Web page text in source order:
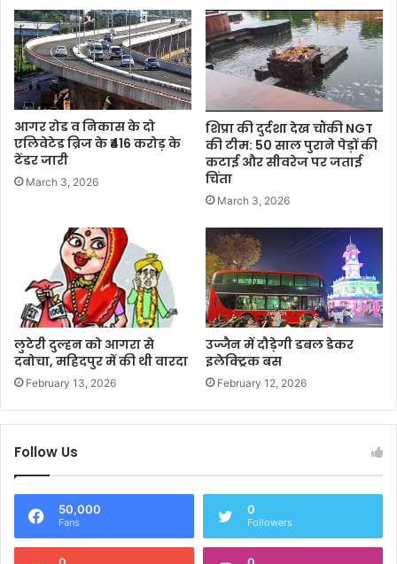
आगर रोड व निकास के दो
एलिवेटेड ब्रिज के ₹416 करोड़ के
टेंडर जारी
March 3, 2026
शिप्रा की दुर्दशा देख चौंकी NGT
की टीम: 50 साल पुराने पेड़ों की
कटाई और सीवरेज पर जताई
चिंता
March 3, 2026
लुटेरी दुल्हन को आगरा से
दबोचा, महिदपुर में की थी वारदा
February 13, 2026
उज्जैन में दौड़ेगी डबल डेकर
इलेक्ट्रिक बस
February 12, 2026
Follow Us
50,000
Fans
0
Followers